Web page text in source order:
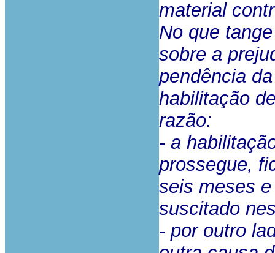
material
No que
sobre a
pendência
habilitação
razão:
- a
prossegue,
seis meses
suscitado
- por outro